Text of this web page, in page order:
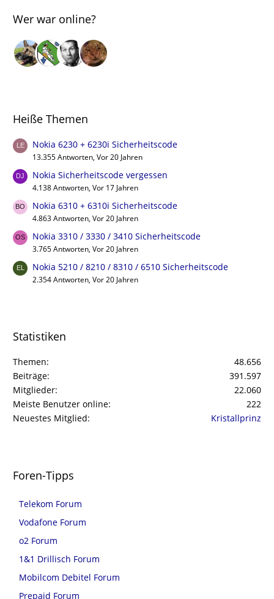
Wer war online?
Heiße Themen
Nokia 6230 + 6230i Sicherheitscode
13.355 Antworten, Vor 20 Jahren
Nokia Sicherheitscode vergessen
4.138 Antworten, Vor 17 Jahren
Nokia 6310 + 6310i Sicherheitscode
4.863 Antworten, Vor 20 Jahren
Nokia 3310 / 3330 / 3410 Sicherheitscode
3.765 Antworten, Vor 20 Jahren
Nokia 5210 / 8210 / 8310 / 6510 Sicherheitscode
2.354 Antworten, Vor 20 Jahren
Statistiken
Themen
48.656
Beiträge
391.597
Mitglieder
22.060
Meiste Benutzer online
222
Neuestes Mitglied
Kristallprinz
Foren-Tipps
Telekom Forum
Vodafone Forum
o2 Forum
1&1 Drillisch Forum
Mobilcom Debitel Forum
Prepaid Forum